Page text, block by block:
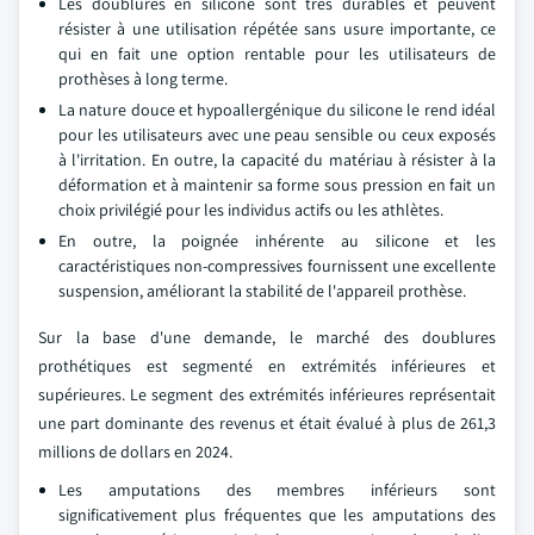
résister à une utilisation répétée sans usure importante, ce
qui en fait une option rentable pour les utilisateurs de
prothèses à long terme.
La nature douce et hypoallergénique du silicone le rend idéal
pour les utilisateurs avec une peau sensible ou ceux exposés
à l'irritation. En outre, la capacité du matériau à résister à la
déformation et à maintenir sa forme sous pression en fait un
choix privilégié pour les individus actifs ou les athlètes.
En outre, la poignée inhérente au silicone et les
caractéristiques non-compressives fournissent une excellente
suspension, améliorant la stabilité de l'appareil prothèse.
Sur la base d'une demande, le marché des doublures
prothétiques est segmenté en extrémités inférieures et
supérieures. Le segment des extrémités inférieures représentait
une part dominante des revenus et était évalué à plus de 261,3
millions de dollars en 2024.
Les amputations des membres inférieurs sont
significativement plus fréquentes que les amputations des